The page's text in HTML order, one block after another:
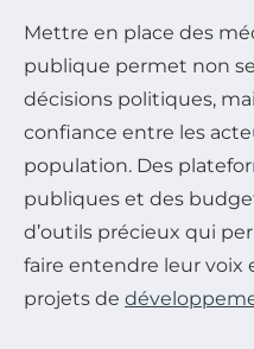
Mettre en place des
publique permet non
décisions politiques,
confiance entre les
population. Des
publiques et des
d’outils précieux qui
faire entendre leur voix
projets de